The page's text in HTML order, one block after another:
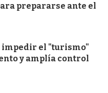
prepararse ante el
el "turismo"
y amplía control